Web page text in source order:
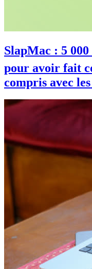
SlapMac : 5
pour avoir fait
compris avec